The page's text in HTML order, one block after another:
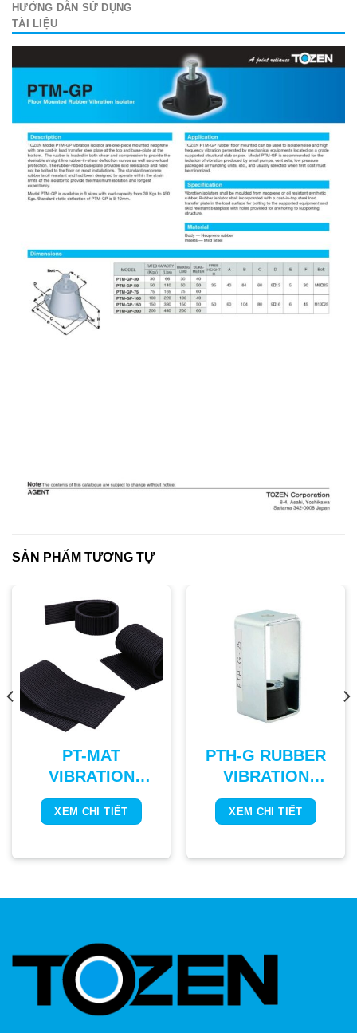
HƯỚNG DẪN SỬ DỤNG
TÀI LIỆU
SẢN PHẨM TƯƠNG TỰ
PT-MAT
VIBRATION
ISOLATING
RUBBER PAD
XEM CHI TIẾT
PTH-G RUBBER
VIBRATION
ISOLATING
HANGER
XEM CHI TIẾT